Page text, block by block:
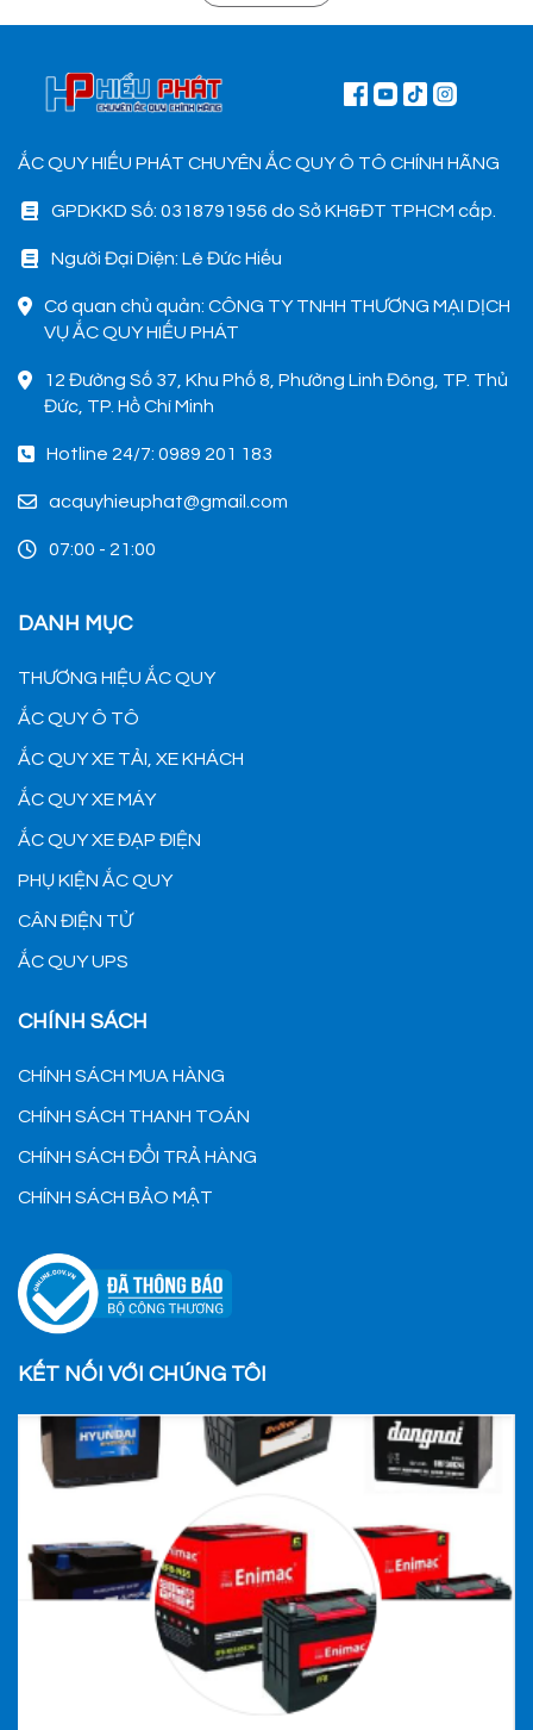
ẮC QUY HIẾU PHÁT CHUYÊN ẮC QUY Ô TÔ CHÍNH HÃNG
GPDKKD Số: 0318791956 do Sở KH&ĐT TPHCM cấp.
Người Đại Diện: Lê Đức Hiếu
Cơ quan chủ quản: CÔNG TY TNHH THƯƠNG MẠI DỊCH
VỤ ẮC QUY HIẾU PHÁT
12 Đường Số 37, Khu Phố 8, Phường Linh Đông, TP. Thủ
Đức, TP. Hồ Chí Minh
Hotline 24/7: 0989 201 183
acquyhieuphat@gmail.com
07:00 - 21:00
DANH MỤC
THƯƠNG HIỆU ẮC QUY
ẮC QUY Ô TÔ
ẮC QUY XE TẢI, XE KHÁCH
ẮC QUY XE MÁY
ẮC QUY XE ĐẠP ĐIỆN
PHỤ KIỆN ẮC QUY
CÂN ĐIỆN TỬ
ẮC QUY UPS
CHÍNH SÁCH
CHÍNH SÁCH MUA HÀNG
CHÍNH SÁCH THANH TOÁN
CHÍNH SÁCH ĐỔI TRẢ HÀNG
CHÍNH SÁCH BẢO MẬT
KẾT NỐI VỚI CHÚNG TÔI